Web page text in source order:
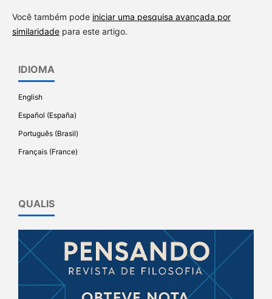
Você também pode iniciar uma pesquisa avançada por
similaridadepara este artigo.
IDIOMA
English
Español (España)
Português (Brasil)
Français (France)
QUALIS